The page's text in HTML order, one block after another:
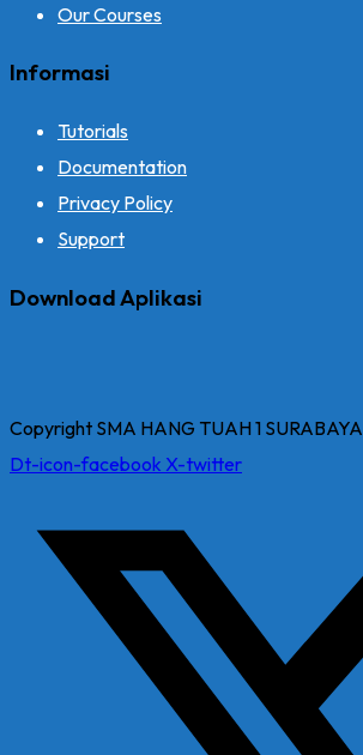
Our Courses
Informasi
Tutorials
Documentation
Privacy Policy
Support
Download Aplikasi
Copyright SMA HANG TUAH 1 SURABAYA
Dt-icon-facebook X-twitter